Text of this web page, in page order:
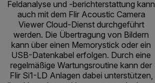
Feldanalyse und -berichterstattung kann
auch mit dem Flir Acoustic Camera
Viewer Cloud-Dienst durchgeführt
werden. Die Übertragung von Bildern
kann über einen Memorystick oder ein
USB-Datenkabel erfolgen. Durch eine
regelmäßige Wartungsroutine kann der
Flir Si1-LD Anlagen dabei unterstützen,